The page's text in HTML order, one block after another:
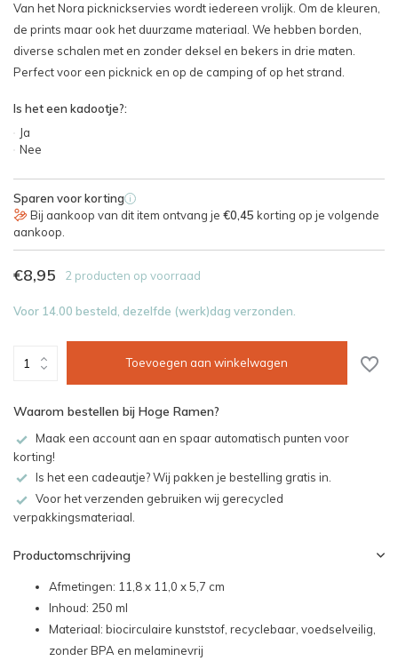
Van het Nora picknickservies wordt iedereen vrolijk. Om de kleuren,
de prints maar ook het duurzame materiaal. We hebben borden,
diverse schalen met en zonder deksel en bekers in drie maten.
Perfect voor een picknick en op de camping of op het strand.
Is het een kadootje?:
Ja
Nee
Sparen voor korting i
Bij aankoop van dit item ontvang je €0,45 korting op je volgende
aankoop.
€8,95 2 producten op voorraad
Voor 14.00 besteld, dezelfde (werk)dag verzonden.
Toevoegen aan winkelwagen
Waarom bestellen bij Hoge Ramen?
Maak een account aan en spaar automatisch punten voor
korting!
Is het een cadeautje? Wij pakken je bestelling gratis in.
Voor het verzenden gebruiken wij gerecycled
verpakkingsmateriaal.
Productomschrijving
Afmetingen: 11,8 x 11,0 x 5,7 cm
Inhoud: 250 ml
Materiaal: biocirculaire kunststof, recyclebaar, voedselveilig,
zonder BPA en melaminevrij